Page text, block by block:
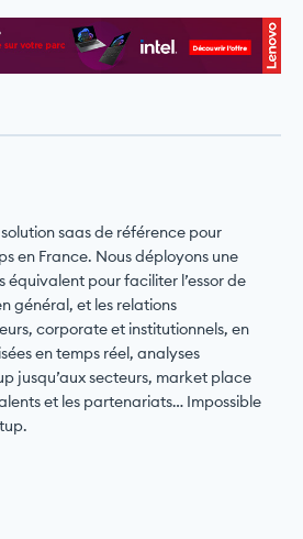
saas de référence pour
en France. Nous déployons une
équivalent pour faciliter l’essor de
général, et les relations
corporate et institutionnels, en
en temps réel, analyses
jusqu’aux secteurs, market place
et les partenariats… Impossible